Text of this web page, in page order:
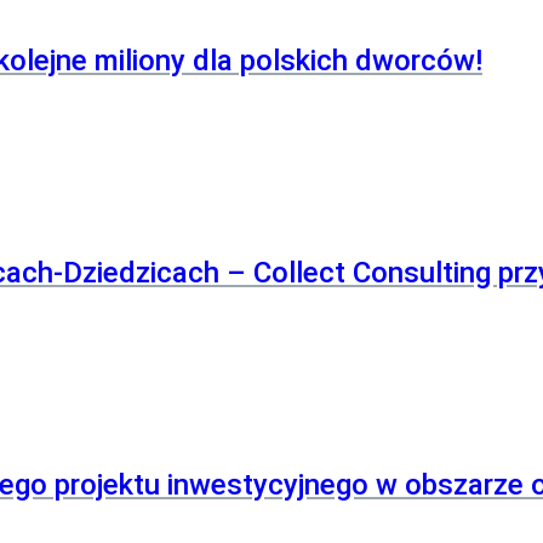
miliony dla polskich dworców!
Dziedzicach – Collect Consulting
projektu inwestycyjnego w obszarze